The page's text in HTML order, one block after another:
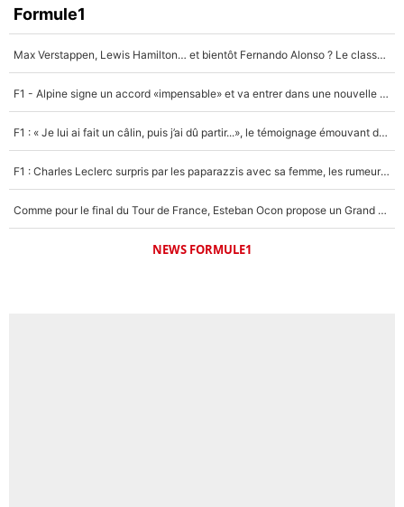
Faris Moumbagna
4%
Un autre joueur
5%
Formule1
Max Verstappen, Lewis Hamilton… et bientôt Fernando Alonso ? Le classement des pilotes les mieux payés en Formule 1 risque de changer !
F1 - Alpine signe un accord «impensable» et va entrer dans une nouvelle dimension : Grande nouvelle pour Pierre Gasly !
F1 : « Je lui ai fait un câlin, puis j’ai dû partir...», le témoignage émouvant de Max Verstappen sur sa fille
F1 : Charles Leclerc surpris par les paparazzis avec sa femme, les rumeurs étaient vraies !
Comme pour le final du Tour de France, Esteban Ocon propose un Grand Prix de Formule 1 à Paris : «Autour de l’Arc de Triomphe, ce serait génial» !
NEWS FORMULE1